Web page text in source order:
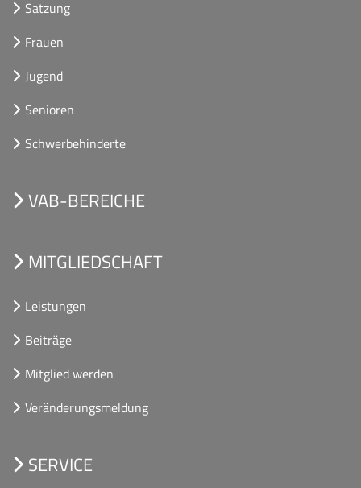
Satzung
Frauen
Jugend
Senioren
Schwerbehinderte
VAB-BEREICHE
MITGLIEDSCHAFT
Leistungen
Beiträge
Mitglied werden
Veränderungsmeldung
SERVICE